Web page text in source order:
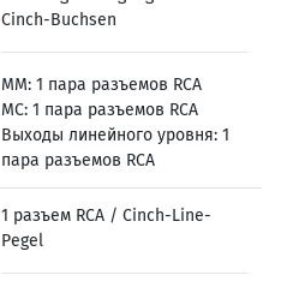
Cinch-Buchsen
MM: 1 пара разъемов RCA
MC: 1 пара разъемов RCA
Выходы линейного уровня: 1
пара разъемов RCA
1 разъем RCA / Cinch-Line-
Pegel